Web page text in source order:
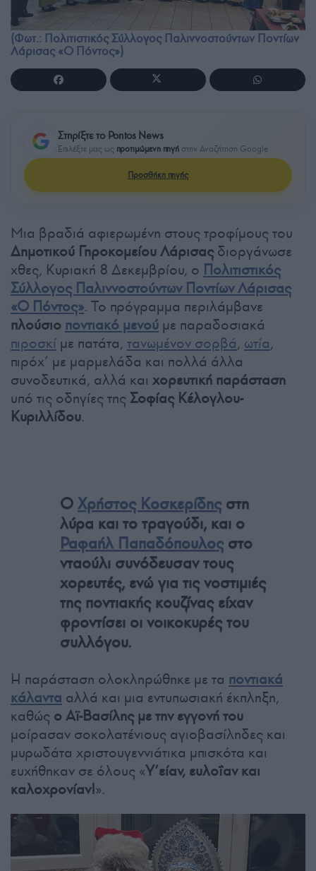
(Φωτ.: Πολιτιστικός Σύλλογος Παλιννοστούντων Ποντίων
Λάρισας «Ο Πόντος»)
Στηρίξτε το Pontos News
Επιλέξτε μας ως προτιμώμενη πηγή στην Αναζήτηση Google
Προσθήκη πηγής
Μια βραδιά αφιερωμένη στους τροφίμους του
Δημοτικού Γηροκομείου Λάρισαςδιοργάνωσε
χθες, Κυριακή 8 Δεκεμβρίου, ο Πολιτιστικός
Σύλλογος Παλιννοστούντων Ποντίων Λάρισας
«Ο Πόντος». Το πρόγραμμα περιλάμβανε
πλούσιο ποντιακό μενού με παραδοσιακά
πιροσκί με πατάτα, τανωμένον σορβά, ωτία,
πιρόχ’ με μαρμελάδα και πολλά άλλα
συνοδευτικά, αλλά και χορευτική παράσταση
υπό τις οδηγίες της Σοφίας Κέλογλου-
Κυριλλίδου.
Ο Χρήστος Κοσκερίδης στη
λύρα και το τραγούδι, και ο
Ραφαήλ Παπαδόπουλος στο
νταούλι συνόδευσαν τους
χορευτές, ενώ για τις νοστιμιές
της ποντιακής κουζίνας είχαν
φροντίσει οι νοικοκυρές του
συλλόγου.
Η παράσταση ολοκληρώθηκε με τα ποντιακά
κάλαντα αλλά και μια εντυπωσιακή έκπληξη,
καθώς ο Αϊ-Βασίλης με την εγγονή του
μοίρασαν σοκολατένιους αγιοβασίληδες και
μυρωδάτα χριστουγεννιάτικα μπισκότα και
ευχήθηκαν σε όλους «Υ’είαν, ευλοΐαν και
καλοχρονίαν!».